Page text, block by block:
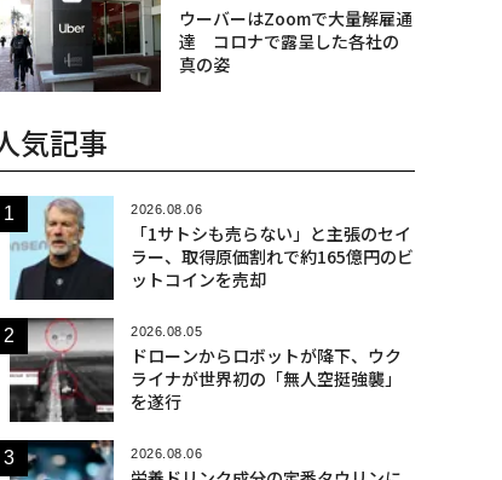
ウーバーはZoomで大量解雇通
達 コロナで露呈した各社の
真の姿
気記事
2026.08.06
「1サトシも売らない」と主張のセイ
ラー、取得原価割れで約165億円のビ
ットコインを売却
2026.08.05
ドローンからロボットが降下、ウク
ライナが世界初の「無人空挺強襲」
を遂行
2026.08.06